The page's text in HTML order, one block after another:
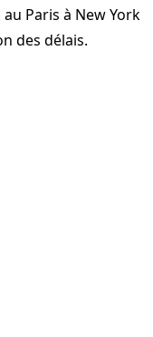
Paris à New York
des délais.